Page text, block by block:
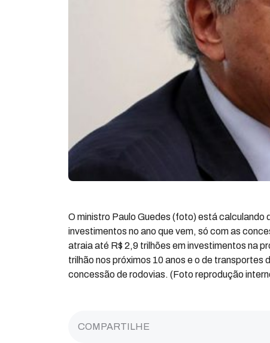
O ministro Paulo Guedes (foto) está calculando
investimentos no ano que vem, só com as
atraia até R$ 2,9 trilhões em investimentos na
trilhão nos próximos 10 anos e o de transportes
concessão de rodovias. (Foto reprodução
COMPARTILHE